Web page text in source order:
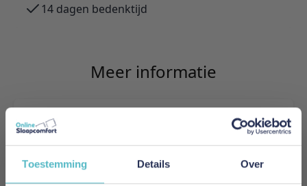
Toestemming Details Over
14 dagen bedenktijd
Meer informatie
Merk
Innovation Living